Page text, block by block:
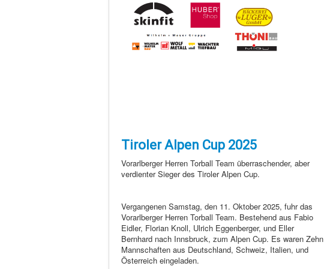
Tiroler Alpen Cup 2025
Vorarlberger Herren Torball Team überraschender, aber
verdienter Sieger des Tiroler Alpen Cup.
Vergangenen Samstag, den 11. Oktober 2025, fuhr das
Vorarlberger Herren Torball Team. Bestehend aus Fabio
Eidler, Florian Knoll, Ulrich Eggenberger, und Eller
Bernhard nach Innsbruck, zum Alpen Cup. Es waren Zehn
Mannschaften aus Deutschland, Schweiz, Italien, und
Österreich eingeladen.